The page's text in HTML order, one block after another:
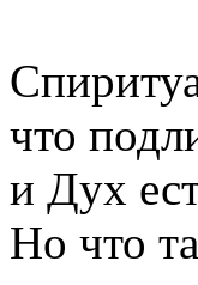
что
и Дух
Но что